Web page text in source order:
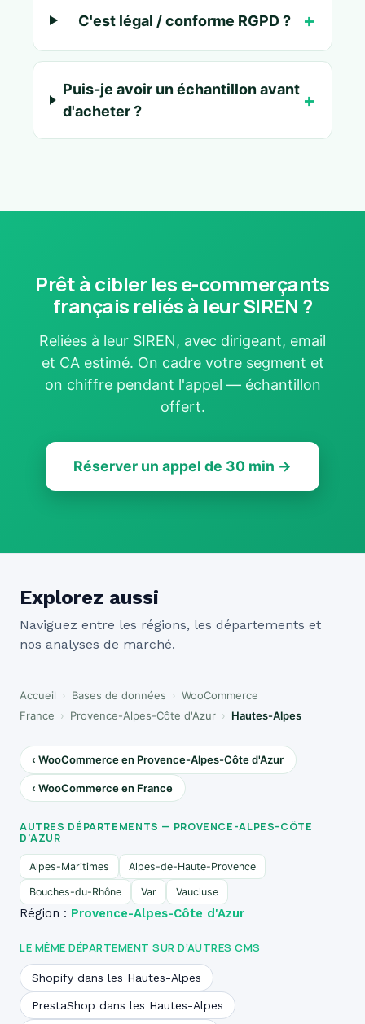
C'est légal / conforme RGPD ?
Puis-je avoir un échantillon avant
d'acheter ?
Prêt à cibler les e-commerçants
français reliés à leur SIREN ?
Reliées à leur SIREN, avec dirigeant, email
et CA estimé. On cadre votre segment et
on chiffre pendant l'appel — échantillon
offert.
Réserver un appel de 30 min →
Explorez aussi
Naviguez entre les régions, les départements et
nos analyses de marché.
Accueil › Bases de données › WooCommerce
France › Provence-Alpes-Côte d'Azur › Hautes-Alpes
‹ WooCommerce en Provence-Alpes-Côte d'Azur
‹ WooCommerce en France
AUTRES DÉPARTEMENTS — PROVENCE-ALPES-CÔTE
D'AZUR
Alpes-Maritimes Alpes-de-Haute-Provence
Bouches-du-Rhône Var Vaucluse
Région : Provence-Alpes-Côte d'Azur
LE MÊME DÉPARTEMENT SUR D’AUTRES CMS
Shopify dans les Hautes-Alpes
PrestaShop dans les Hautes-Alpes